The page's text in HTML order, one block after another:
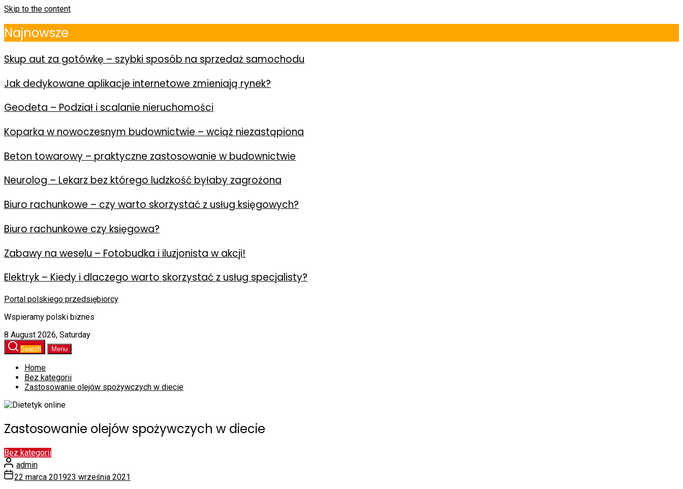
Skip to the content
Najnowsze
Skup aut za gotówkę – szybki sposób na sprzedaż samochodu
Jak dedykowane aplikacje internetowe zmieniają rynek?
Geodeta – Podział i scalanie nieruchomości
Koparka w nowoczesnym budownictwie – wciąż niezastąpiona
Beton towarowy – praktyczne zastosowanie w budownictwie
Neurolog – Lekarz bez którego ludzkość byłaby zagrożona
Biuro rachunkowe – czy warto skorzystać z usług księgowych?
Biuro rachunkowe czy księgowa?
Zabawy na weselu – Fotobudka i iluzjonista w akcji!
Elektryk – Kiedy i dlaczego warto skorzystać z usług specjalisty?
Portal polskiego przedsiębiorcy
Wspieramy polski biznes
8 August 2026, Saturday
Search Menu
Home
Bez kategorii
Zastosowanie olejów spożywczych w diecie
Zastosowanie olejów spożywczych w diecie
Bez kategorii
admin
22 marca 201923 września 2021